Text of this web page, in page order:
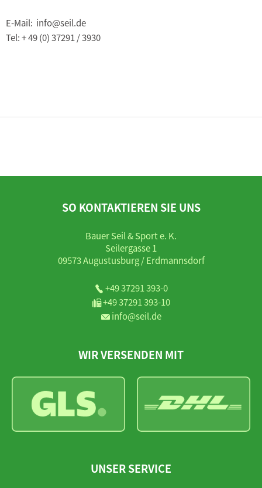
E-Mail: info@seil.de
Tel: + 49 (0) 37291 / 3930
SO KONTAKTIEREN SIE UNS
Bauer Seil & Sport e. K.
Seilergasse 1
09573 Augustusburg / Erdmannsdorf
+49 37291 393-0
+49 37291 393-10
info@seil.de
WIR VERSENDEN MIT
UNSER SERVICE